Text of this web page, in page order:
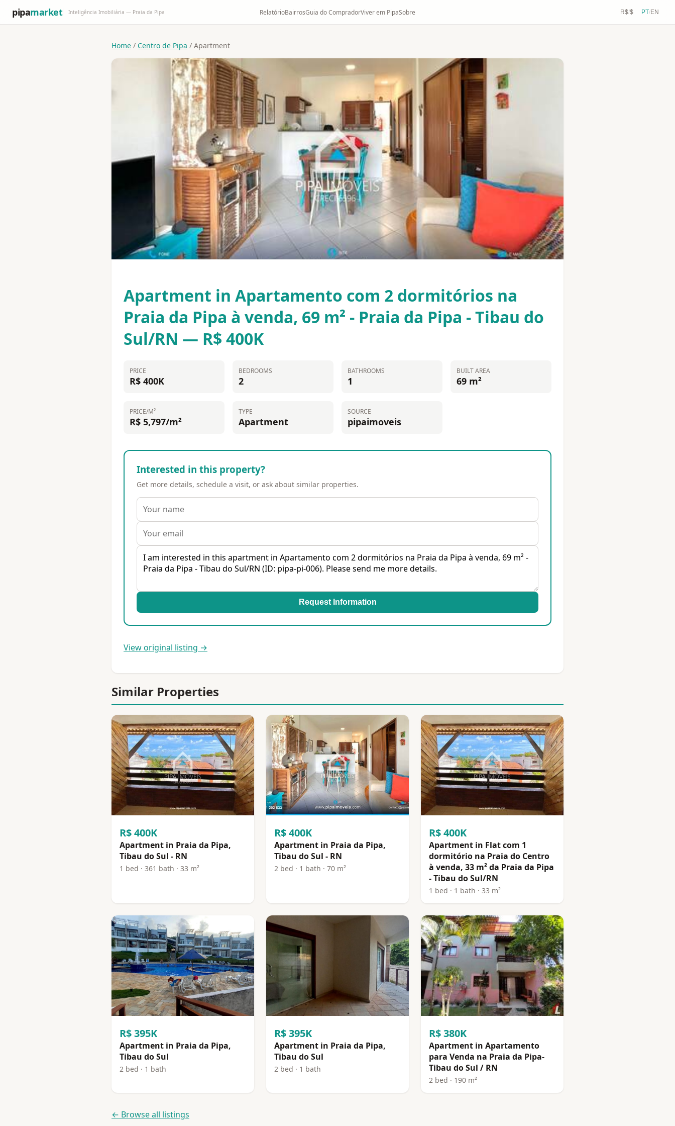
pipamarket Inteligência Imobiliária — Praia da Pipa RelatórioBairrosGuia do CompradorViver em PipaSobre R$/$ PT/EN
Home / Centro de Pipa / Apartment
Apartment in Apartamento com 2 dormitórios na
Praia da Pipa à venda, 69 m² - Praia da Pipa - Tibau do
Sul/RN — R$ 400K
PRICE
R$ 400K
BEDROOMS
2
BATHROOMS
1
BUILT AREA
69 m²
PRICE/M²
R$ 5,797/m²
TYPE
Apartment
SOURCE
pipaimoveis
Interested in this property?
Get more details, schedule a visit, or ask about similar properties.
Request Information
View original listing →
Similar Properties
R$ 400K
Apartment in Praia da Pipa,
Tibau do Sul - RN
1 bed · 361 bath · 33 m²
R$ 400K
Apartment in Praia da Pipa,
Tibau do Sul - RN
2 bed · 1 bath · 70 m²
R$ 400K
Apartment in Flat com 1
dormitório na Praia do Centro
à venda, 33 m² da Praia da Pipa
- Tibau do Sul/RN
1 bed · 1 bath · 33 m²
R$ 395K
Apartment in Praia da Pipa,
Tibau do Sul
2 bed · 1 bath
R$ 395K
Apartment in Praia da Pipa,
Tibau do Sul
2 bed · 1 bath
R$ 380K
Apartment in Apartamento
para Venda na Praia da Pipa-
Tibau do Sul / RN
2 bed · 190 m²
← Browse all listings